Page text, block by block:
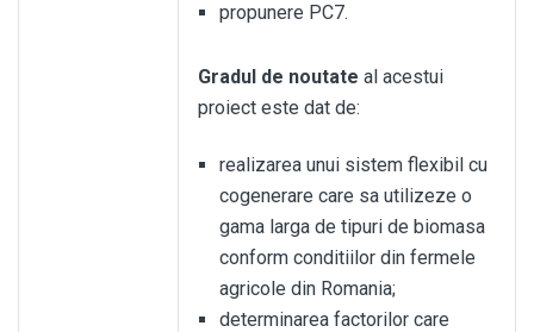
propunere PC7.
Gradul de noutate al acestui
proiect este dat de:
realizarea unui sistem flexibil cu
cogenerare care sa utilizeze o
gama larga de tipuri de biomasa
conform conditiilor din fermele
agricole din Romania;
determinarea factorilor care